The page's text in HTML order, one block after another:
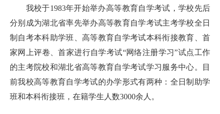
我校于1983年开始举办高等教育自学考试，学校先后
分别成为湖北省率先举办高等教育自学考试主考学校全日
制自考本科助学班、高等教育自学考试本科衔接教育、首
家网上评卷、首家进行自学考试“网络注册学习”试点工作
的主考院校和湖北省高等教育自学考试学习服务中心。目
前我校高等教育自学考试的办学形式有两种：全日制助学
班和本科衔接班，在籍学生人数3000余人。